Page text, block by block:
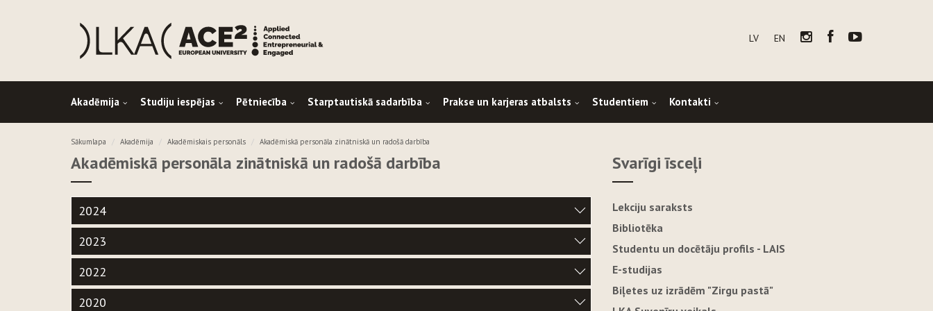
LV EN
Akadēmija Studiju iespējas Pētniecība Starptautiskā sadarbība Prakse un karjeras atbalsts Studentiem Kontakti
Sākumlapa Akadēmija Akadēmiskais personāls Akadēmiskā personāla zinātniskā un radošā darbība
Akadēmiskā personāla zinātniskā un radošā darbība
2024
2023
2022
2020
Svarīgi īsceļi
Lekciju saraksts
Bibliotēka
Studentu un docētāju profils - LAIS
E-studijas
Biļetes uz izrādēm "Zirgu pastā"